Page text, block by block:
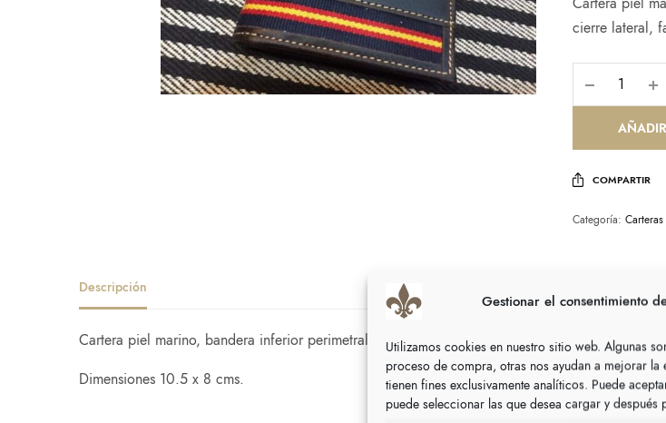
Gestionar el consentimiento
Utilizamos cookies en nuestro sitio web. Algunas
proceso de compra, otras nos ayudan a mejorar
tienen fines exclusivamente analíticos. Puede
puede seleccionar las que desea cargar y
cierre lateral,
COMPARTIR
Categoría: Carteras
Descripción
Cartera piel marino, bandera inferior perimetral, cierre lateral, fabricada en España.
Dimensiones 10.5 x 8 cms.